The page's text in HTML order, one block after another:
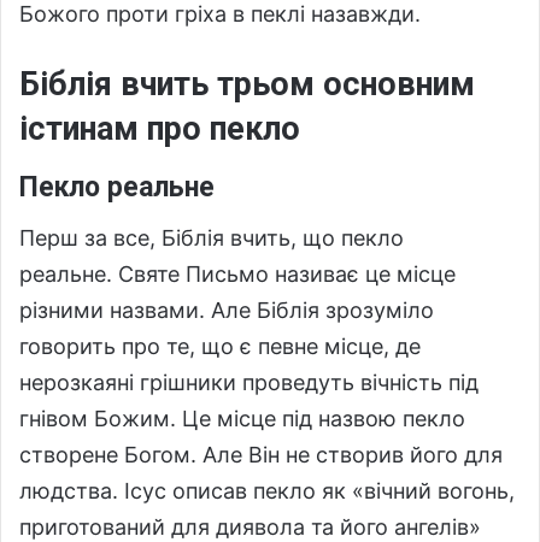
Божого проти гріха в пеклі назавжди.
Біблія вчить трьом основним
істинам про пекло
Пекло реальне
Перш за все, Біблія вчить, що пекло
реальне. Святе Письмо називає це місце
різними назвами. Але Біблія зрозуміло
говорить про те, що є певне місце, де
нерозкаяні грішники проведуть вічність під
гнівом Божим. Це місце під назвою пекло
створене Богом. Але Він не створив його для
людства. Ісус описав пекло як «вічний вогонь,
приготований для диявола та його ангелів»